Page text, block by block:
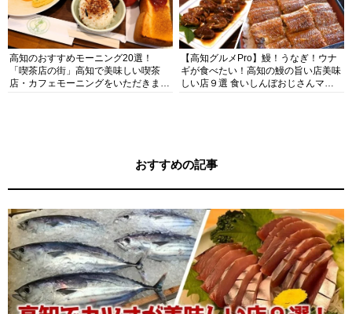
高知のおすすめモーニング20選！
「喫茶店の街」高知で美味しい喫茶
店・カフェモーニングをいただきま
【高知グルメPro】鰻！うなぎ！ウナ
ギが食べたい！高知の鰻の旨い店美味
しい店９選 食いしんぼおじさんマッ
おすすめの記事